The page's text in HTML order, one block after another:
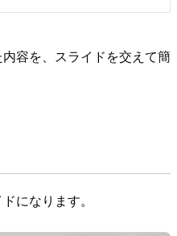
容を、スライドを交えて簡
になります。